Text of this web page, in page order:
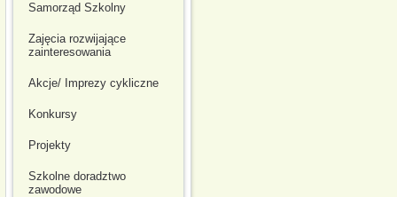
Samorząd Szkolny
Zajęcia rozwijające
zainteresowania
Akcje/ Imprezy cykliczne
Konkursy
Projekty
Szkolne doradztwo
zawodowe